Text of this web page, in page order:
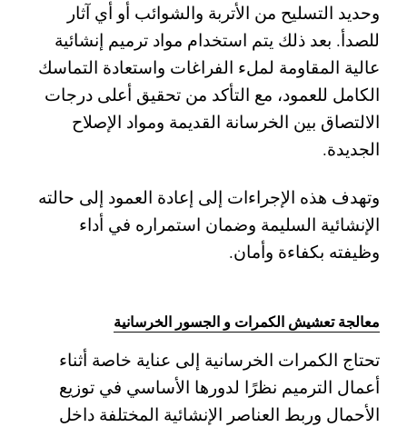
وحديد التسليح من الأتربة والشوائب أو أي آثار
للصدأ. بعد ذلك يتم استخدام مواد ترميم إنشائية
عالية المقاومة لملء الفراغات واستعادة التماسك
الكامل للعمود، مع التأكد من تحقيق أعلى درجات
الالتصاق بين الخرسانة القديمة ومواد الإصلاح
الجديدة.
وتهدف هذه الإجراءات إلى إعادة العمود إلى حالته
الإنشائية السليمة وضمان استمراره في أداء
وظيفته بكفاءة وأمان.
معالجة تعشيش الكمرات و الجسور الخرسانية
تحتاج الكمرات الخرسانية إلى عناية خاصة أثناء
أعمال الترميم نظرًا لدورها الأساسي في توزيع
الأحمال وربط العناصر الإنشائية المختلفة داخل